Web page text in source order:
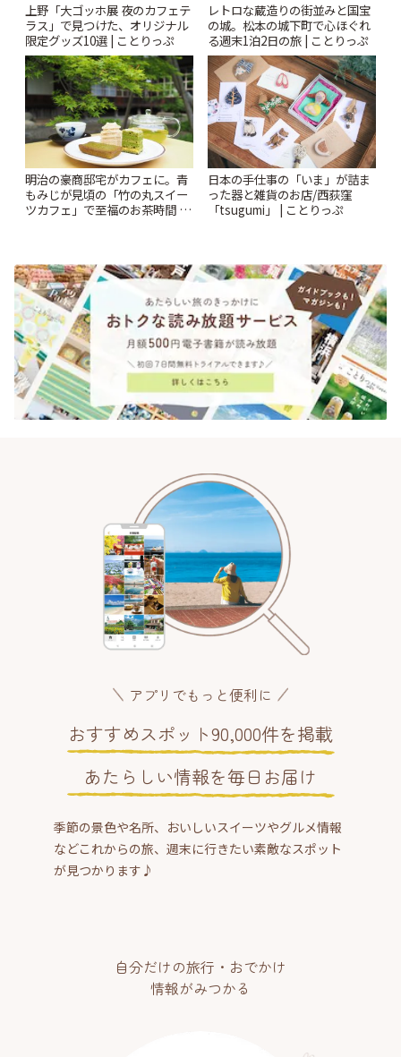
上野「大ゴッホ展 夜のカフェテ
ラス」で見つけた、オリジナル
限定グッズ10選 | ことりっぷ
レトロな蔵造りの街並みと国宝
の城。松本の城下町で心ほぐれ
る週末1泊2日の旅 | ことりっぷ
明治の豪商邸宅がカフェに。青
もみじが見頃の「竹の丸スイー
ツカフェ」で至福のお茶時間 |
日本の手仕事の「いま」が詰ま
った器と雑貨のお店/西荻窪
「tsugumi」 | ことりっぷ
アプリでもっと便利に
おすすめスポット90,000件を掲載
あたらしい情報を毎日お届け
季節の景色や名所、おいしいスイーツやグルメ情報
などこれからの旅、週末に行きたい素敵なスポット
が見つかります♪
自分だけの旅行・おでかけ
情報がみつかる